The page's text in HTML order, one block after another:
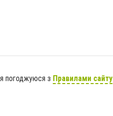
погоджуюся з Правилами сайту